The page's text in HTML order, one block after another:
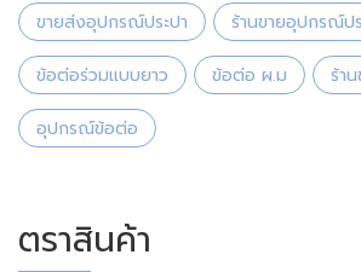
ขายส่งอุปกรณ์ประปา ร้านขายอุปกรณ์ป
ข้อต่อร่วมแบบยาว ข้อต่อ ผ.ม ร้า
อุปกรณ์ข้อต่อ
ตราสินค้า